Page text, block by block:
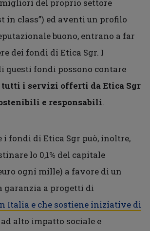
del proprio settore
in class”) ed aventi un profilo
buono, entrano a far
dei fondi di Etica Sgr. I
questi fondi possono contare
tutti i servizi offerti da Etica Sgr
e responsabili.
i fondi di Etica Sgr può, inoltre,
lo 0,1% del capitale
ogni mille) a favore di un
garanzia a progetti di
Italia e che sostiene iniziative di
ad alto impatto sociale e